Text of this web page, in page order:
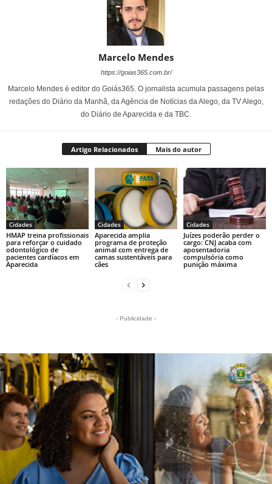
Marcelo Mendes
https://goias365.com.br/
Marcelo Mendes é editor do Goiás365. O jornalista acumula passagens pelas
redações do Diário da Manhã, da Agência de Notícias da Alego, da TV Alego,
do Diário de Aparecida e da TBC.
Artigo Relacionados Mais do autor
Cidades
HMAP treina profissionais
para reforçar o cuidado
odontológico de
pacientes cardíacos em
Aparecida
Cidades
Aparecida amplia
programa de proteção
animal com entrega de
camas sustentáveis para
cães
Cidades
Juízes poderão perder o
cargo: CNJ acaba com
aposentadoria
compulsória como
punição máxima
- Publicidade -